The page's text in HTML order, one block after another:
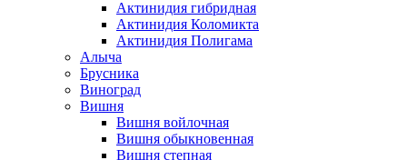
Актинидия гибридная
Актинидия Коломикта
Актинидия Полигама
Алыча
Брусника
Виноград
Вишня
Вишня войлочная
Вишня обыкновенная
Вишня степная